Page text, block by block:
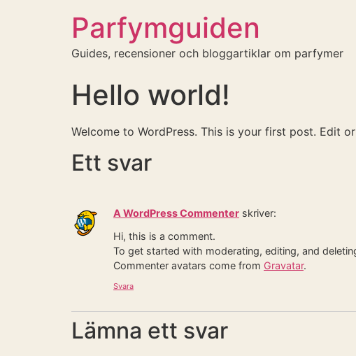
Parfymguiden
Guides, recensioner och bloggartiklar om parfymer
Hello world!
Welcome to WordPress. This is your first post. Edit
Ett svar
A WordPress Commenter skriver:
Hi, this is a comment.
To get started with moderating, editing, and
Commenter avatars come from Gravatar.
Svara
Lämna ett svar